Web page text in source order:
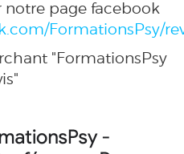
notre page facebook
FormationsPsy/
"FormationsPsy